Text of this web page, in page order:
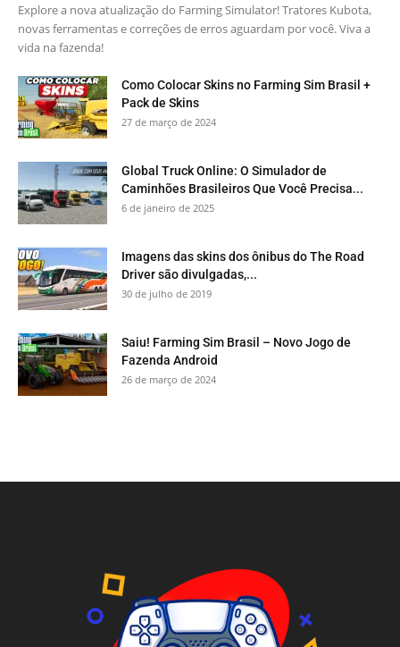
Explore a nova atualização do Farming Simulator! Tratores Kubota,
novas ferramentas e correções de erros aguardam por você. Viva a
vida na fazenda!
Como Colocar Skins no Farming Sim Brasil +
Pack de Skins
27 de março de 2024
Global Truck Online: O Simulador de
Caminhões Brasileiros Que Você Precisa...
6 de janeiro de 2025
Imagens das skins dos ônibus do The Road
Driver são divulgadas,...
30 de julho de 2019
Saiu! Farming Sim Brasil – Novo Jogo de
Fazenda Android
26 de março de 2024